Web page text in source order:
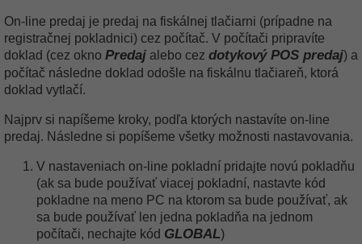
On-line predaj je predaj na fiskálnej tlačiarni (prípadne na
registračnej pokladnici) cez počítač. V počítači pripravíte
doklad (cez okno Predaj alebo cez dotykový POS predaj) a
počítač následne doklad odošle na fiskálnu tlačiareň, ktorá
doklad vytlačí.
Najprv si napíšeme kroky, podľa ktorých nastavíte on-line
predaj. Následne si popíšeme všetky možnosti nastavovania.
V nastaveniach on-line pokladní pridajte novú pokladňu
(ak sa bude používať viacej pokladní, nastavte kód
pokladne na meno PC na ktorom sa bude používať, ak
sa bude používať len jedna pokladňa na jednom
počítači, nechajte kód GLOBAL)